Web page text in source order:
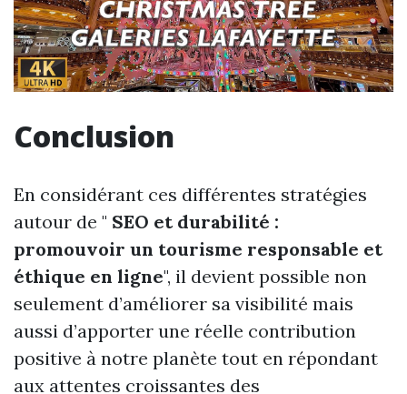
Conclusion
En considérant ces différentes stratégies
autour de " SEO et durabilité :
promouvoir un tourisme responsable et
éthique en ligne", il devient possible non
seulement d’améliorer sa visibilité mais
aussi d’apporter une réelle contribution
positive à notre planète tout en répondant
aux attentes croissantes des